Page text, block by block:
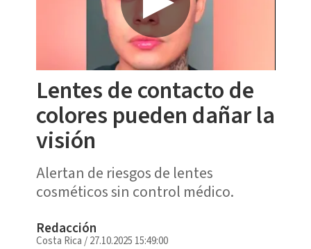
Lentes de contacto de
colores pueden dañar la
visión
Alertan de riesgos de lentes
cosméticos sin control médico.
Redacción
Costa Rica /27.10.2025 15:49:00